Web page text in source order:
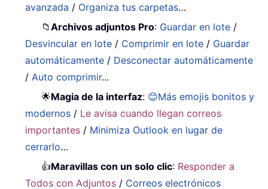
avanzada / Organiza tus carpetas…
📁Archivos adjuntos Pro: Guardar en lote /
Desvincular en lote / Comprimir en lote / Guardar
automáticamente / Desconectar automáticamente
/ Auto comprimir...
🌟Magia de la interfaz: 😊Más emojis bonitos y
modernos / Le avisa cuando llegan correos
importantes / Minimiza Outlook en lugar de
cerrarlo…
👍Maravillas con un solo clic: Responder a
Todos con Adjuntos / Correos electrónicos